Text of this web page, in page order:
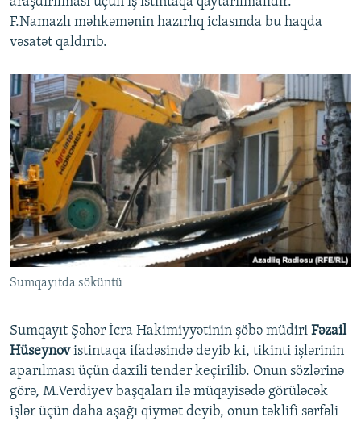
F.Namazlı məhkəmənin hazırlıq iclasında bu haqda
vəsatət qaldırıb.
Sumqayıtda söküntü
Sumqayıt Şəhər İcra Hakimiyyətinin şöbə müdiri Fəzail
Hüseynovistintaqa ifadəsində deyib ki, tikinti işlərinin
aparılması üçün daxili tender keçirilib. Onun sözlərinə
görə, M.Verdiyev başqaları ilə müqayisədə görüləcək
işlər üçün daha aşağı qiymət deyib, onun təklifi sərfəli